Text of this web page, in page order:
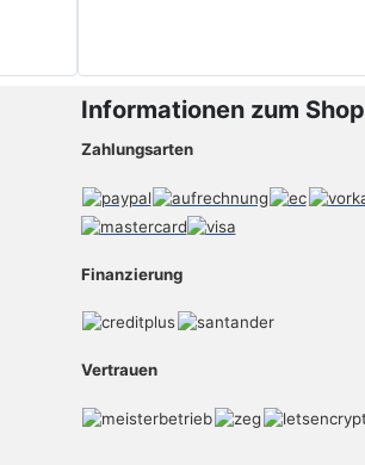
Informationen zum Shop
Zahlungsarten
Finanzierung
Vertrauen